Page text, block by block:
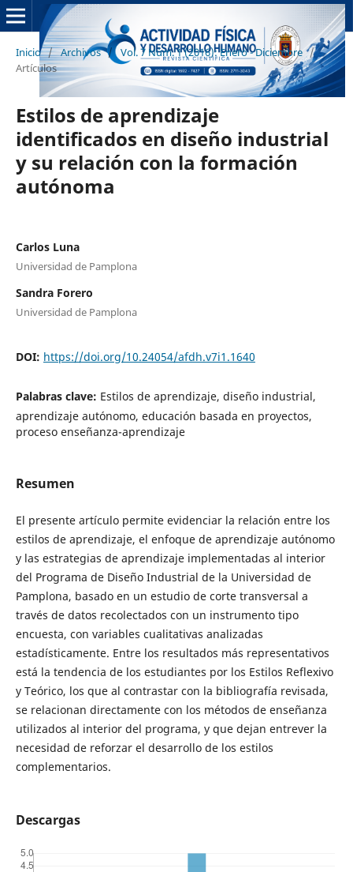
Inicio / Archivos / Vol. 7 Núm. 1 (2016): Enero - Diciembre /
Artículos
Estilos de aprendizaje
identificados en diseño industrial
y su relación con la formación
autónoma
Carlos Luna
Universidad de Pamplona
Sandra Forero
Universidad de Pamplona
DOI: https://doi.org/10.24054/afdh.v7i1.1640
Palabras clave: Estilos de aprendizaje, diseño industrial,
aprendizaje autónomo, educación basada en proyectos,
proceso enseñanza-aprendizaje
Resumen
El presente artículo permite evidenciar la relación entre los
estilos de aprendizaje, el enfoque de aprendizaje autónomo
y las estrategias de aprendizaje implementadas al interior
del Programa de Diseño Industrial de la Universidad de
Pamplona, basado en un estudio de corte transversal a
través de datos recolectados con un instrumento tipo
encuesta, con variables cualitativas analizadas
estadísticamente. Entre los resultados más representativos
está la tendencia de los estudiantes por los Estilos Reflexivo
y Teórico, los que al contrastar con la bibliografía revisada,
se relacionan directamente con los métodos de enseñanza
utilizados al interior del programa, y que dejan entrever la
necesidad de reforzar el desarrollo de los estilos
complementarios.
Descargas